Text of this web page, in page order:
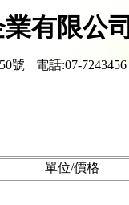
有限公司
號 電話:07-7243456
單位/價格